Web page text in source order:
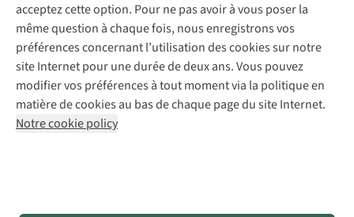
acceptez cette option. Pour ne pas avoir à vous poser la
même question à chaque fois, nous enregistrons vos
préférences concernant l’utilisation des cookies sur notre
site Internet pour une durée de deux ans. Vous pouvez
modifier vos préférences à tout moment via la politique en
matière de cookies au bas de chaque page du site Internet.
Notre cookie policy
Mentions légales
Politique de confidentialité
Conditions générales
Cookie Policy